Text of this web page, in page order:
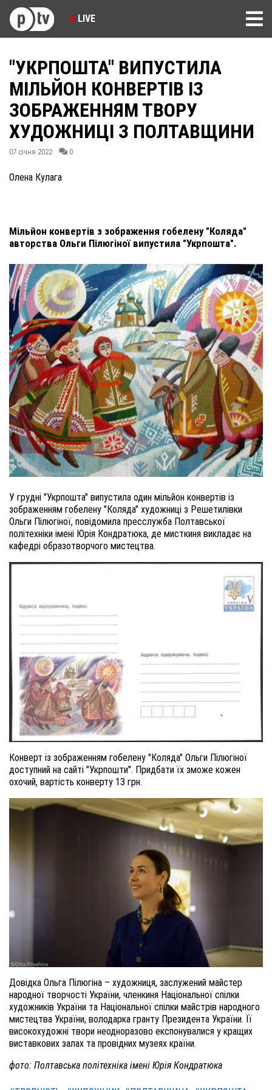
LIVE
"УКРПОШТА" ВИПУСТИЛА
МІЛЬЙОН КОНВЕРТІВ ІЗ
ЗОБРАЖЕННЯМ ТВОРУ
ХУДОЖНИЦІ З ПОЛТАВЩИНИ
07 січня 2022 0
Олена Кулага
Мільйон конвертів з зображення гобелену "Коляда"
авторства Ольги Пілюгіної випустила "Укрпошта".
У грудні "Укрпошта" випустила один мільйон конвертів із
зображенням гобелену "Коляда" художниці з Решетилівки
Ольги Пілюгіної, повідомила пресслужба Полтавської
політехніки імені Юрія Кондратюка, де мисткиня викладає на
кафедрі образотворчого мистецтва.
Конверт із зображенням гобелену "Коляда" Ольги Пілюгіної
доступний на сайті "Укрпошти". Придбати їх зможе кожен
охочий, вартість конверту 13 грн.
Довідка Ольга Пілюгіна – художниця, заслужений майстер
народної творчості України, членкиня Національної спілки
художників України та Національної спілки майстрів народного
мистецтва України, володарка гранту Президента України. Її
високохудожні твори неодноразово експонувалися у кращих
виставкових залах та провідних музеях країни.
фото: Полтавська політехніка імені Юрія Кондратюка